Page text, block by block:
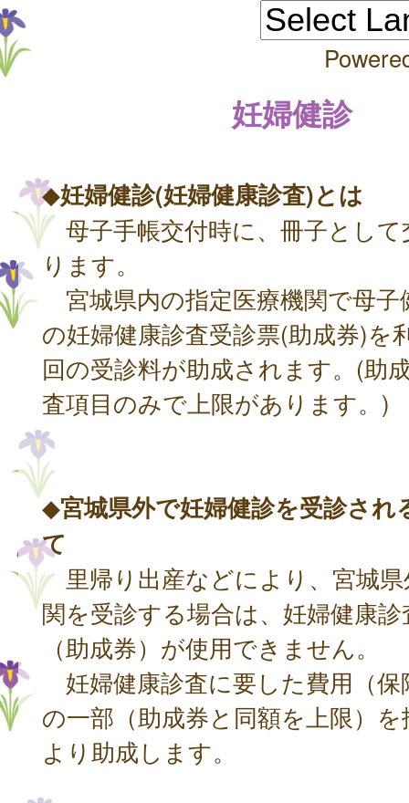
妊婦健診
◆妊婦健診(妊婦健康診査)とは
母子手帳交付時に、冊子として
ります。
宮城県内の指定医療機関で母子
の妊婦健康診査受診票(助成券)を
回の受診料が助成されます。(助
査項目のみで上限があります。)
◆宮城県外で妊婦健診を受診され
て
里帰り出産などにより、宮城県
関を受診する場合は、妊婦健康診
（助成券）が使用できません。
妊婦健康診査に要した費用（保
の一部（助成券と同額を上限）
より助成します。